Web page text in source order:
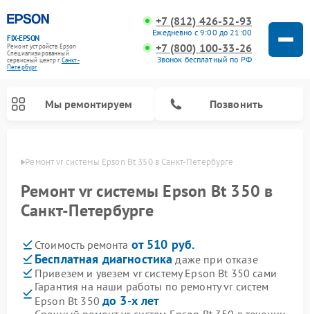
FIX-EPSON
Ремонт устройств Epson
Специализированный
cервисный центр г.Санкт-
Петербург
+7 (812) 426-52-93
Ежедневно с 9:00 до 21:00
+7 (800) 100-33-26
Звонок бесплатный по РФ
Мы ремонтируем Позвонить
Ремонт vr системы Epson Bt 350 в Санкт-Петербурге
Ремонт vr системы Epson Bt 350 в
Санкт-Петербурге
Стоимость ремонта от 510 руб.
Бесплатная диагностика даже при отказе
Привезем и увезем vr систему Epson Bt 350 сами
Гарантия на наши работы по ремонту vr систем
Epson Bt 350 до 3-х лет